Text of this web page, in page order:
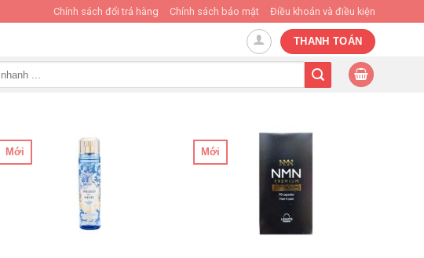
Chính sách đổi trả hàng Chính sách bảo mật Điều khoản và điều kiện
THANH TOÁN
Mới Mới